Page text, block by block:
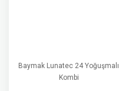
Baymak Lunatec 24 Yoğuşmalı
Kombi